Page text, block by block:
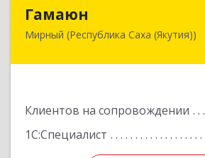
Гамаюн
Мирный (Республика Саха (Якутия))
Клиентов на сопровождении
1С:Специалист
678170, Саха /Якутия/